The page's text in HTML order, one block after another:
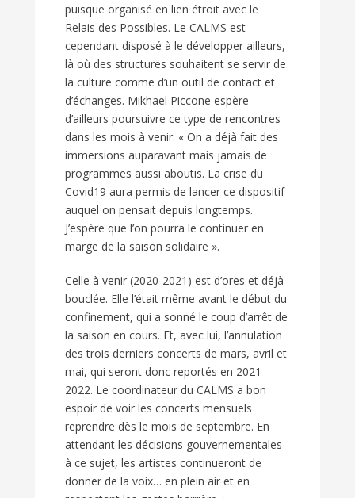
puisque organisé en lien étroit avec le
Relais des Possibles. Le CALMS est
cependant disposé à le développer ailleurs,
là où des structures souhaitent se servir de
la culture comme d’un outil de contact et
d’échanges. Mikhael Piccone espère
d’ailleurs poursuivre ce type de rencontres
dans les mois à venir. « On a déjà fait des
immersions auparavant mais jamais de
programmes aussi aboutis. La crise du
Covid19 aura permis de lancer ce dispositif
auquel on pensait depuis longtemps.
J’espère que l’on pourra le continuer en
marge de la saison solidaire ».
Celle à venir (2020-2021) est d’ores et déjà
bouclée. Elle l’était même avant le début du
confinement, qui a sonné le coup d’arrêt de
la saison en cours. Et, avec lui, l’annulation
des trois derniers concerts de mars, avril et
mai, qui seront donc reportés en 2021-
2022. Le coordinateur du CALMS a bon
espoir de voir les concerts mensuels
reprendre dès le mois de septembre. En
attendant les décisions gouvernementales
à ce sujet, les artistes continueront de
donner de la voix… en plein air et en